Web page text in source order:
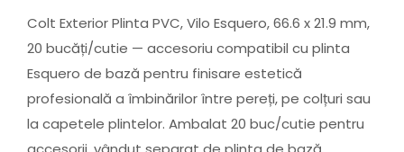
Colt Exterior Plinta PVC, Vilo Esquero, 66.6 x 21.9 mm,
20 bucăți/cutie — accesoriu compatibil cu plinta
Esquero de bază pentru finisare estetică
profesională a îmbinărilor între pereți, pe colțuri sau
la capetele plintelor. Ambalat 20 buc/cutie pentru